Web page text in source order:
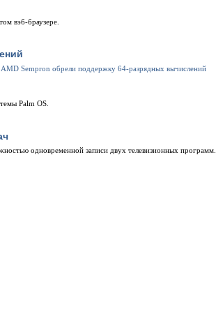
вэб-браузере.
Palm OS.
одновременной записи двух телевизионных программ.